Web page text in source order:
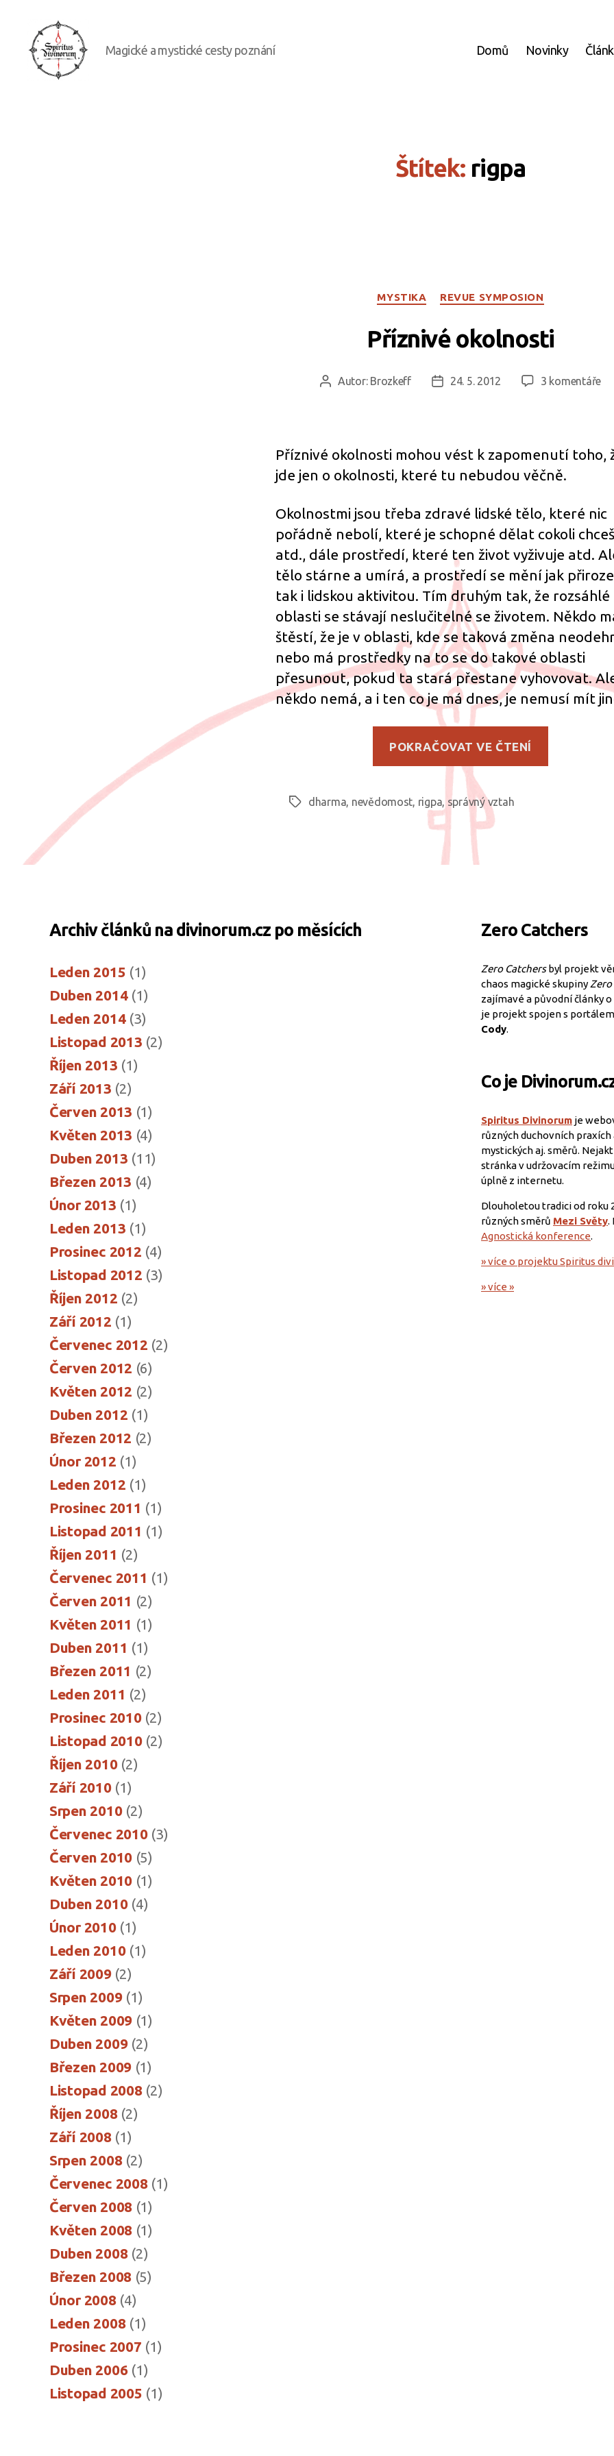
Magické a mystické cesty poznání Domů Novinky
Štítek: rigpa
Rubriky
MYSTIKA REVUE SYMPOSION
Příznivé okolnosti
AutorAutor: Brozkeff
Datum
24. 5. 2012 3 komentářeu
Příznivé okolnosti mohou vést k zapomenutí toho,
jde jen o okolnosti, které tu nebudou věčně.
Okolnostmi jsou třeba zdravé lidské tělo, které nic
pořádně nebolí, které je schopné dělat cokoli chceš
atd., dále prostředí, které ten život vyživuje atd.
tělo stárne a umírá, a prostředí se mění jak
tak i lidskou aktivitou. Tím druhým tak, že rozsáhlé
oblasti se stávají neslučitelné se životem. Někdo
štěstí, že je v oblasti, kde se taková změna
nebo má prostředky na to se do takové oblasti
přesunout, pokud ta stará přestane vyhovovat.
někdo nemá, a i ten co je má dnes, je nemusí mít
POKRAČOVAT VE ČTENÍ
Štítkydharma, nevědomost, rigpa, správný vztah
Archiv článků na divinorum.cz po měsících
Leden 2015 (1)
Duben 2014(1)
Leden 2014(3)
Listopad 2013 (2)
Říjen 2013 (1)
Září 2013 (2)
Červen 2013 (1)
Květen 2013 (4)
Duben 2013 (11)
Březen 2013 (4)
Únor 2013 (1)
Leden 2013 (1)
Prosinec 2012 (4)
Listopad 2012 (3)
Říjen 2012 (2)
Září 2012 (1)
Červenec 2012 (2)
Červen 2012 (6)
Květen 2012 (2)
Duben 2012 (1)
Březen 2012 (2)
Únor 2012 (1)
Leden 2012 (1)
Prosinec 2011 (1)
Listopad 2011 (1)
Říjen 2011 (2)
Červenec 2011 (1)
Červen 2011 (2)
Květen 2011 (1)
Duben 2011 (1)
Březen 2011 (2)
Leden 2011 (2)
Prosinec 2010(2)
Listopad 2010(2)
Říjen 2010(2)
Září 2010(1)
Srpen 2010(2)
Červenec 2010(3)
Červen 2010 (5)
Květen 2010 (1)
Duben 2010(4)
Únor 2010(1)
Leden 2010(1)
Září 2009(2)
Srpen 2009(1)
Květen 2009 (1)
Duben 2009(2)
Březen 2009 (1)
Listopad 2008(2)
Říjen 2008(2)
Září 2008(1)
Srpen 2008(2)
Červenec 2008(1)
Červen 2008 (1)
Květen 2008 (1)
Duben 2008(2)
Březen 2008 (5)
Únor 2008(4)
Leden 2008(1)
Prosinec 2007 (1)
Duben 2006(1)
Listopad 2005 (1)
Zero Catchers
Zero Catchersbyl projekt
chaos magické skupiny Zero
zajímavé a původní články
je projekt spojen s portálem
Cody.
Co je
Spiritus Divinorum je
různých duchovních
mystických aj. směrů.
stránka v udržovacím
úplně z internetu.
Dlouholetou tradici od roku
různých směrů Mezi Světy.
Agnostická konference.
» více o projektu Spiritus
» více »